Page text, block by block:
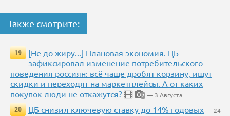
Также смотрите:
19
[Не до жиру...] Плановая экономия. ЦБ
зафиксировал изменение потребительского
поведения россиян: всё чаще дробят корзину, ищут
скидки и переходят на маркетплейсы. А от каких
покупок люди не откажутся?
7 — 3 Августа
20
ЦБ снизил ключевую ставку до 14% годовых — 24